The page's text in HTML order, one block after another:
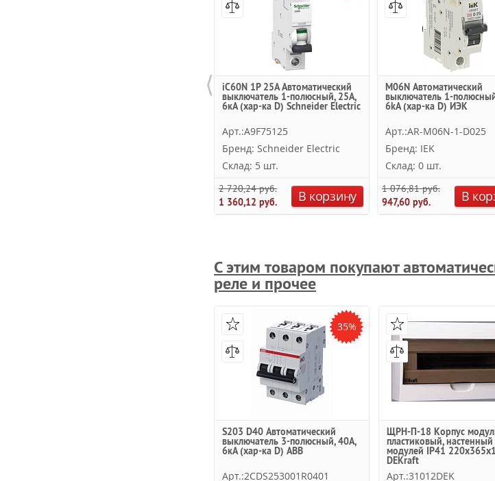
iC60N 1P 25A Автоматический
выключатель 1-полюсный, 25А,
6кА (хар-ка D) Schneider Electric
Арт.:A9F75125
Бренд: Schneider Electric
Склад: 5 шт.
2 720,24 руб.
1 360,12 руб.
В корзину
M06N Автоматический
выключатель 1-
6kA (хар-ка D) ИЭК
Арт.:AR-M06N-1-D025
Бренд: IEK
Склад: 0 шт.
1 076,81 руб.
947,60 руб.
В
⟨
С этим товаром покупают
реле и прочее
35%
S203 D40 Автоматический
выключатель 3-полюсный, 40А,
6кА (хар-ка D) ABB
Арт.:2CDS253001R0401
ЩРН-П-18 Корпус
пластиковый,
модулей IP41
DEKraft
Арт.:31012DEK